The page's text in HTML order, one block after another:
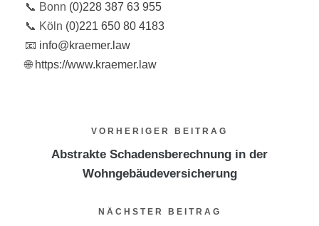
📞 Bonn (0)228 387 63 955
📞 Köln (0)221 650 80 4183
📧 info@kraemer.law
🌐 https://www.kraemer.law
VORHERIGER BEITRAG
Abstrakte Schadensberechnung in der
Wohngebäudeversicherung
NÄCHSTER BEITRAG